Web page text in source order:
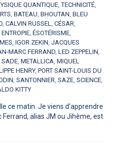
QUANTIQUE,TECHNICITÉ,
, BATEAU, BHOUTAN, BLEU
, CALVIN RUSSEL, CÉSAR,
ENTROPIE, ÉSOTÉRISME,
, IGOR ZEKIN, JACQUES
MARC FERRAND, LED ZEPPELIN,
SADE, METALLICA, MIQUEL
HENRY, PORT SAINT-LOUIS DU
, SANTONNIER, SAZE, SCIENCE,
KITTY
ce matin. Je viens d’apprendre
alias JM ou Jihème, est